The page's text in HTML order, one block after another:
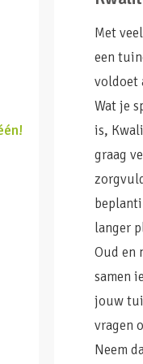
Met
een
voldoet
Wat je
is,
graag
langer
Oud en
samen
jouw
vragen
Neem